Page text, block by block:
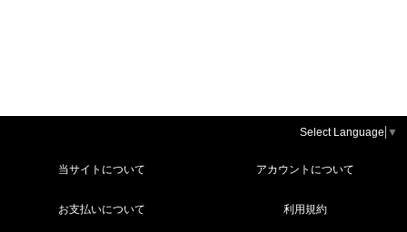
Select Language ▼
当サイトについて アカウントについて
お支払いについて 利用規約